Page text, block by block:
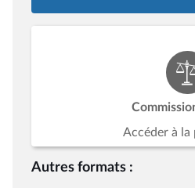
Accéder à la
Autres formats :